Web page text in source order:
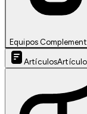
Equipos
Artículos